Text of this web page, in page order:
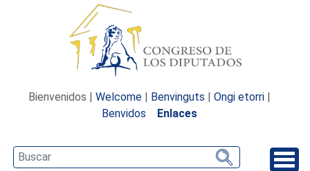
Bienvenidos | Welcome | Benvinguts | Ongi etorri |
Benvidos
Enlaces